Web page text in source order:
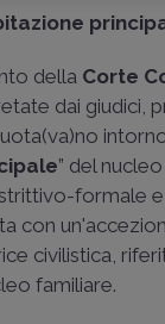
della Corte
dai giudici,
” del
formale
con
civilistica,
familiare.